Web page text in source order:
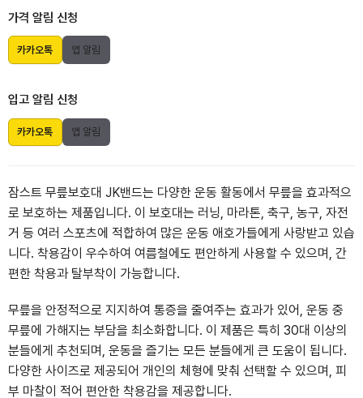
가격 알림 신청
카카오톡 앱 알림
입고 알림 신청
카카오톡 앱 알림
잠스트 무릎보호대 JK밴드는 다양한 운동 활동에서 무릎을 효과적으
로 보호하는 제품입니다. 이 보호대는 러닝, 마라톤, 축구, 농구, 자전
거 등 여러 스포츠에 적합하여 많은 운동 애호가들에게 사랑받고 있습
니다. 착용감이 우수하여 여름철에도 편안하게 사용할 수 있으며, 간
편한 착용과 탈부착이 가능합니다.
무릎을 안정적으로 지지하여 통증을 줄여주는 효과가 있어, 운동 중
무릎에 가해지는 부담을 최소화합니다. 이 제품은 특히 30대 이상의
분들에게 추천되며, 운동을 즐기는 모든 분들에게 큰 도움이 됩니다.
다양한 사이즈로 제공되어 개인의 체형에 맞춰 선택할 수 있으며, 피
부 마찰이 적어 편안한 착용감을 제공합니다.